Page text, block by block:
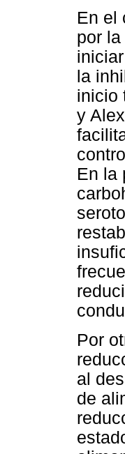
En el
por
la
inicio
y
En la
Por
al
de